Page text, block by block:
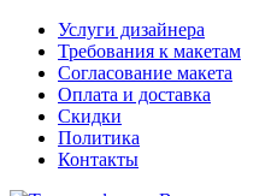
Услуги дизайнера
Требования к макетам
Согласование макета
Оплата и доставка
Скидки
Политика
Контакты